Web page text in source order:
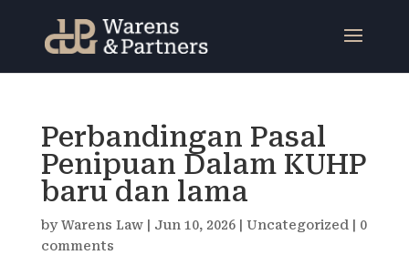
Perbandingan Pasal
Penipuan Dalam KUHP
baru dan lama
byWarens Law| Jun 10, 2026| Uncategorized
0
comments